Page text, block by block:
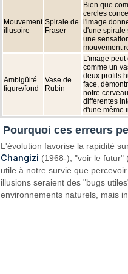
Mouvement
illusoire
Spirale de
Fraser
Bien que
cercles
l'image
d'une spirale
une
mouvement
Ambigüité
figure/fond
Vase de
Rubin
L'image
comme un
deux profils
face,
notre
différentes
d'une même
Pourquoi ces erreurs
L'évolution favorise la rapidité
Changizi (1968-), "voir le futur"
utile à notre survie que
illusions seraient des "bugs
environnements naturels, mais